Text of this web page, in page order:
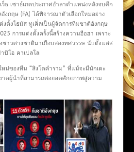
ธ เซาธ์เกตประกาศอำลาตำแหน่งหลังจบศึก
งกฤษ (FA) ได้พิจารณาตัวเลือกใหม่อย่าง
ตั้งโธมัส ทูเคิ่ลเป็นผู้จัดการทีมชาติอังกฤษ
การแต่งตั้งครั้งนี้สร้างความฮือฮา เพราะ
ชาวต่างชาติมาเกือบสองทศวรรษ นับตั้งแต่ส
บิโอ คาเปลโล
ม่ของทีม “สิงโตคำราม” ที่แม้จะมีนักเตะ
าดผู้นำที่สามารถต่อยอดศักยภาพสู่ความ